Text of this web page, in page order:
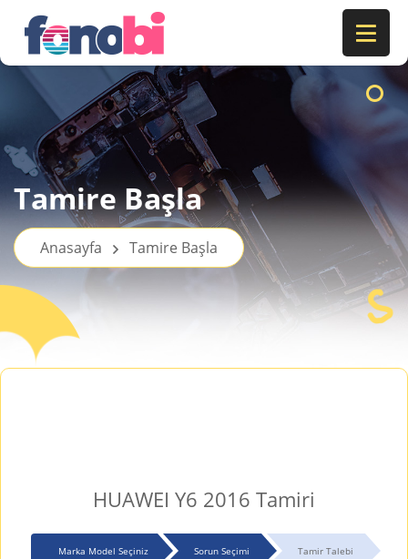
Tamire Başla
Anasayfa Tamire Başla
HUAWEI Y6 2016 Tamiri
Marka Model Seçiniz Sorun Seçimi Tamir Talebi